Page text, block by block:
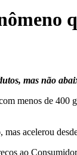
mas não
menos de
mas acelerou
ao